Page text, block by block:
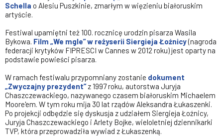
Schella o Alesiu Puszkinie, zmarłym w więzieniu białoruskim
artyście.
Festiwal upamiętni też 100. rocznicę urodzin pisarza Wasila
Bykowa. Film „We mgle” w reżyserii Siergieja Łoźnicy(nagroda
federacji krytyków FIPRESCI w Cannes w 2012 roku) jest oparty na
podstawie powieści pisarza.
W ramach festiwalu przypomniany zostanie dokument
„Zwyczajny prezydent”z 1997 roku, autorstwa Juryja
Chaszczewackiego, nazywanego czasem białoruskim Michaelem
Moore'em. W tym roku mija 30 lat rządów Aleksandra Łukaszenki.
Po projekcji odbędzie się dyskusja z udziałem Siergieja Łoźnicy,
Juryja Chaszczewackiego i Arlety Bojke, wieloletniej dziennikarki
TVP, która przeprowadziła wywiad z Łukaszenką.